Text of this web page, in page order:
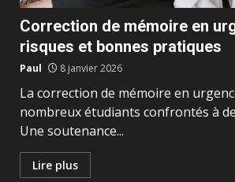
Correction de mémoire en
risques et bonnes pratiques
Paul 8 janvier 2026
La correction de mémoire en
nombreux étudiants confrontés à
Une soutenance...
Lire plus